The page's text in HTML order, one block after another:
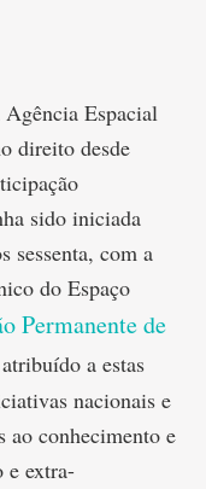
Espacial
direito desde
sido iniciada
sessenta, com a
do Espaço
Permanente de
a estas
nacionais e
ao conhecimento e
e extra-